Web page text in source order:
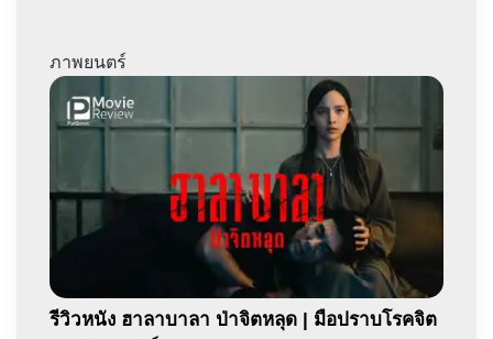
ภาพยนตร์
รีวิวหนัง ฮาลาบาลา ป่าจิตหลุด | มือปราบโรคจิต